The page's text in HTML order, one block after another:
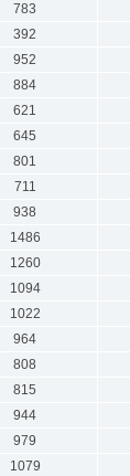
783
392
952
884
621
645
801
711
938
1486
1260
1094
1022
964
808
815
944
979
1079